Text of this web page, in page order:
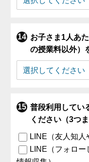
お子さま1人あ
の授業料以外）
普段利用してい
ください（3つま
LINE（友人知人
LINE（フォロ